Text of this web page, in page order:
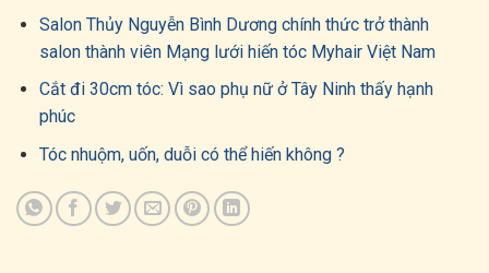
Salon Thủy Nguyễn Bình Dương chính thức trở thành
salon thành viên Mạng lưới hiến tóc Myhair Việt Nam
Cắt đi 30cm tóc: Vì sao phụ nữ ở Tây Ninh thấy hạnh
phúc
Tóc nhuộm, uốn, duỗi có thể hiến không ?